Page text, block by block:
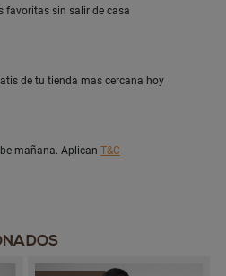
favoritas sin salir de casa
de tu tienda mas cercana hoy
mañana. Aplican T&C